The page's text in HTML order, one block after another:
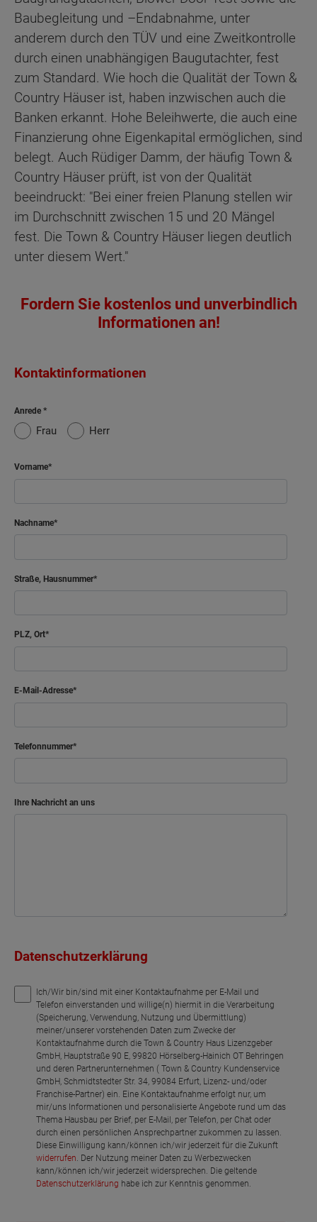
Baubegleitung und –Endabnahme, unter
anderem durch den TÜV und eine Zweitkontrolle
durch einen unabhängigen Baugutachter, fest
zum Standard. Wie hoch die Qualität der Town &
Country Häuser ist, haben inzwischen auch die
Banken erkannt. Hohe Beleihwerte, die auch eine
Finanzierung ohne Eigenkapital ermöglichen, sind
belegt. Auch Rüdiger Damm, der häufig Town &
Country Häuser prüft, ist von der Qualität
beeindruckt: "Bei einer freien Planung stellen wir
im Durchschnitt zwischen 15 und 20 Mängel
fest. Die Town & Country Häuser liegen deutlich
unter diesem Wert."
Fordern Sie kostenlos und unverbindlich
Informationen an!
Kontaktinformationen
Anrede
Frau Herr
Vorname
Nachname
Straße, Hausnummer
PLZ, Ort
E-Mail-Adresse
Telefonnummer
Ihre Nachricht an uns
Datenschutzerklärung
Ich/Wir bin/sind mit einer Kontaktaufnahme per E-Mail und
Telefon einverstanden und willige(n) hiermit in die Verarbeitung
(Speicherung, Verwendung, Nutzung und Übermittlung)
meiner/unserer vorstehenden Daten zum Zwecke der
Kontaktaufnahme durch die Town & Country Haus Lizenzgeber
GmbH, Hauptstraße 90 E, 99820 Hörselberg-Hainich OT Behringen
und deren Partnerunternehmen ( Town & Country Kundenservice
GmbH, Schmidtstedter Str. 34, 99084 Erfurt, Lizenz- und/oder
Franchise-Partner) ein. Eine Kontaktaufnahme erfolgt nur, um
mir/uns Informationen und personalisierte Angebote rund um das
Thema Hausbau per Brief, per E-Mail, per Telefon, per Chat oder
durch einen persönlichen Ansprechpartner zukommen zu lassen.
Diese Einwilligung kann/können ich/wir jederzeit für die Zukunft
widerrufen. Der Nutzung meiner Daten zu Werbezwecken
kann/können ich/wir jederzeit widersprechen. Die geltende
Datenschutzerklärung habe ich zur Kenntnis genommen.